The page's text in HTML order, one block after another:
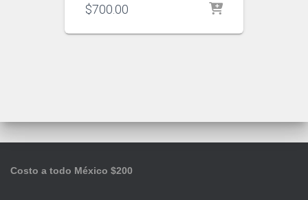
$700.00
Costo a todo México $200